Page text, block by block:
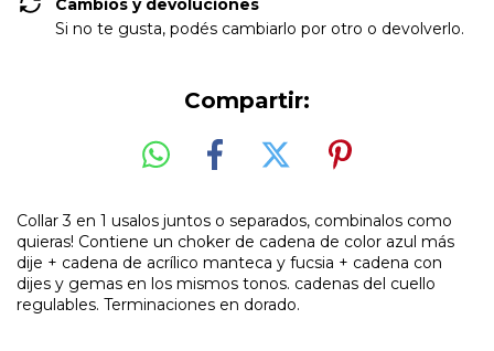
Cambios y devoluciones
Si no te gusta, podés cambiarlo por otro o devolverlo.
Compartir:
Collar 3 en 1 usalos juntos o separados, combinalos como
quieras! Contiene un choker de cadena de color azul más
dije + cadena de acrílico manteca y fucsia + cadena con
dijes y gemas en los mismos tonos. cadenas del cuello
regulables. Terminaciones en dorado.